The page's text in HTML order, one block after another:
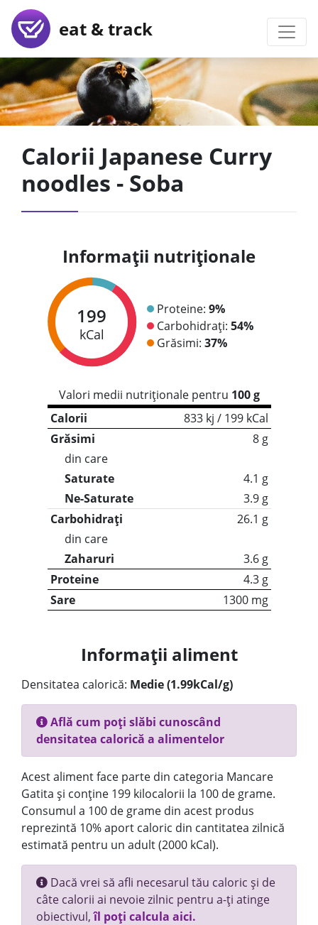
eat & track
Calorii Japanese Curry
noodles - Soba
Informații nutriționale
199
kCal
Proteine: 9%
Carbohidrați: 54%
Grăsimi: 37%
Valori medii nutriționale pentru 100 g
Calorii
833 kj / 199 kCal
Grăsimi
8 g
din care
Saturate
4.1 g
Ne-Saturate
3.9 g
Carbohidrați
26.1 g
din care
Zaharuri
3.6 g
Proteine
4.3 g
Sare
1300 mg
Informații aliment
Densitatea calorică: Medie (1.99kCal/g)
Află cum poți slăbi cunoscând
densitatea calorică a alimentelor
Acest aliment face parte din categoria Mancare
Gatita și conține 199 kilocalorii la 100 de grame.
Consumul a 100 de grame din acest produs
reprezintă 10% aport caloric din cantitatea zilnică
estimată pentru un adult (2000 kCal).
Dacă vrei să afli necesarul tău caloric și de
câte calorii ai nevoie zilnic pentru a-ți atinge
obiectivul,îl poți calcula aici.